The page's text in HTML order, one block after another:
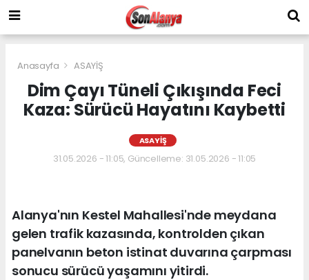
Anasayfa ASAYİŞ
Dim Çayı Tüneli Çıkışında Feci
Kaza: Sürücü Hayatını Kaybetti
ASAYİŞ
31.05.2026 - 11:05, Güncelleme: 31.05.2026 - 11:05
Alanya'nın Kestel Mahallesi'nde meydana
gelen trafik kazasında, kontrolden çıkan
panelvanın beton istinat duvarına çarpması
sonucu sürücü yaşamını yitirdi.